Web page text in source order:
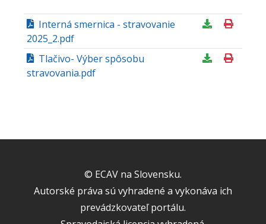
Interná smernica - stravovanie
2025_2.pdf
Tlačivo- Výber spôsobu
stravovania.pdf
© ECAV na Slovensku.
Autorské práva sú vyhradené a vykonáva ich
prevádzkovateľ portálu.